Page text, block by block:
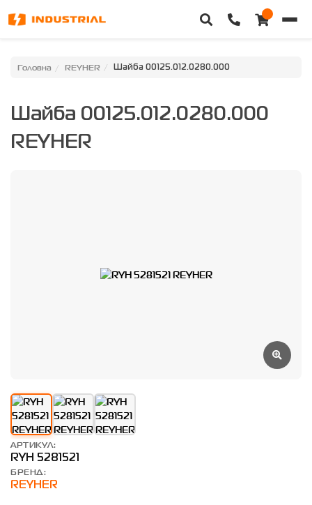
Головна
Категорії
Особистий кабінет
Головна REYHER Шайба 00125.012.0280.000
Шайба 00125.012.0280.000
REYHER
АРТИКУЛ:
RYH 5281521
БРЕНД:
REYHER